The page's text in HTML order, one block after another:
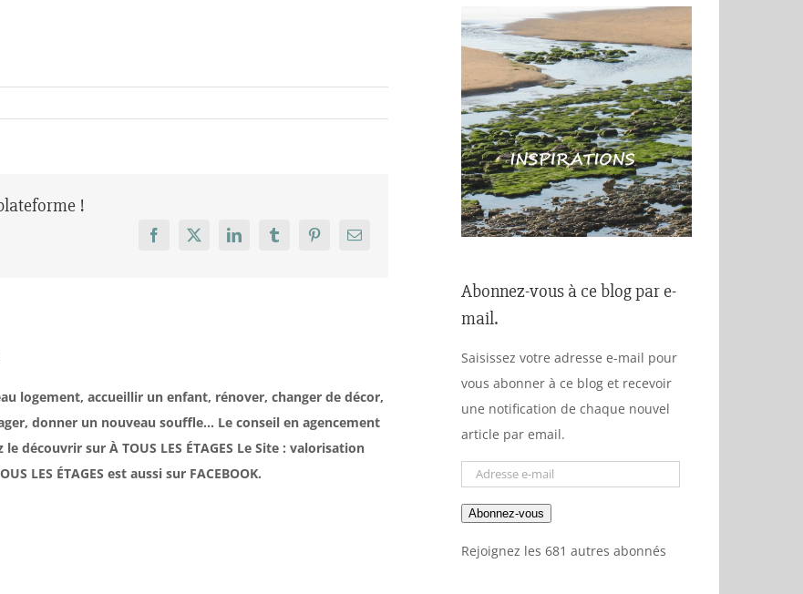
!
Facebook
X LinkedInTumblrPinterestEmail
logement, accueillir un enfant, rénover, changer de décor,
donner un nouveau souffle… Le conseil en agencement
découvrir sur À TOUS LES ÉTAGES Le Site : valorisation
LES ÉTAGES est aussi sur FACEBOOK.
Abonnez-vous à ce blog par e-
mail.
Saisissez votre adresse e-mail pour
vous abonner à ce blog et recevoir
une notification de chaque nouvel
article par email.
Adresse
mail
Abonnez-vous
Rejoignez les 681 autres abonnés